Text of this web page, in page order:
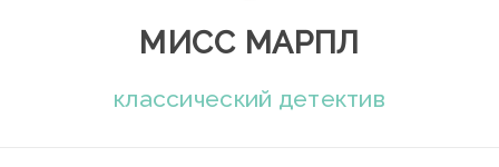
МИСС МАРПЛ
классический детектив